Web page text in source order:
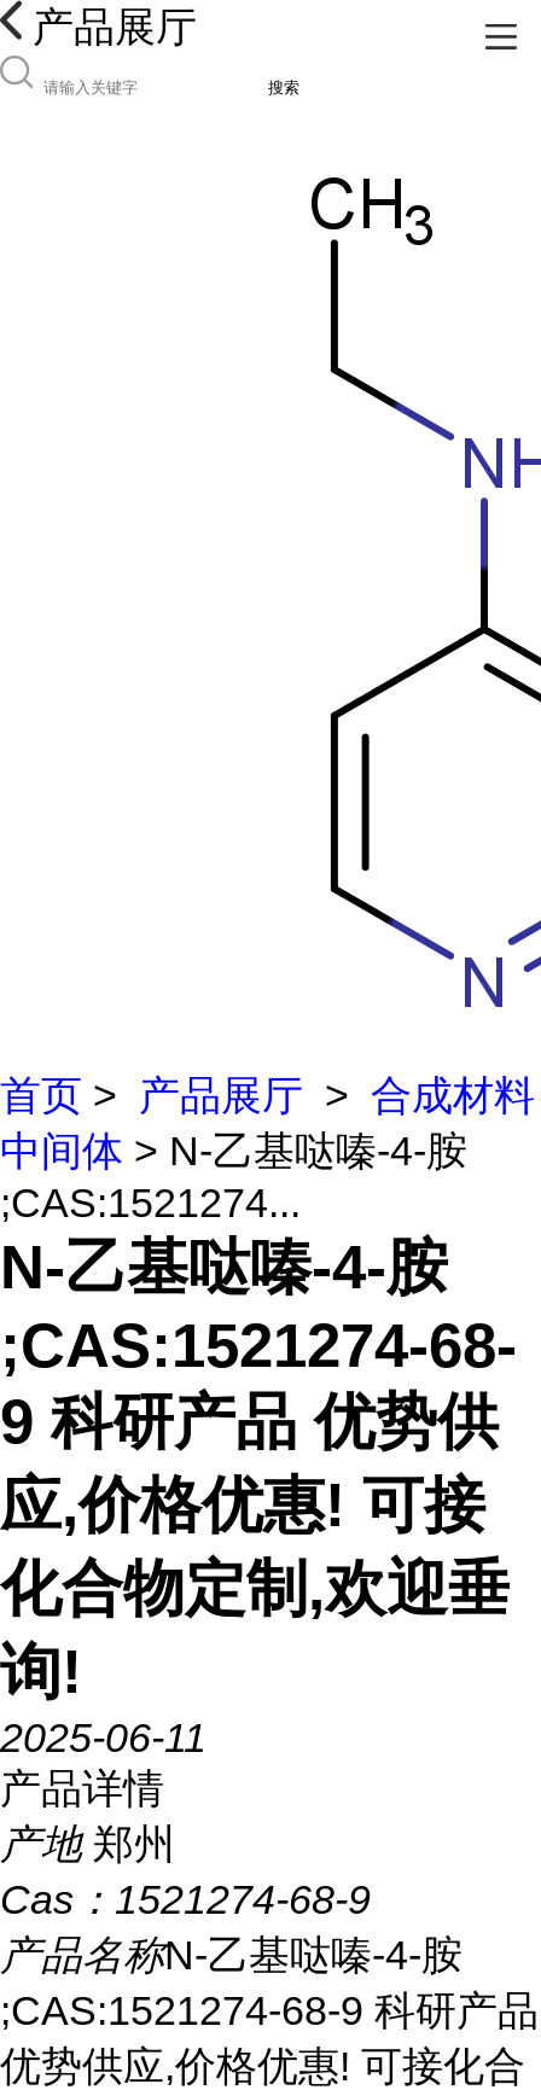
产品展厅
搜索
首页 > 产品展厅 > 合成材料
中间体 > N-乙基哒嗪-4-胺
;CAS:1521274...
N-乙基哒嗪-4-胺
;CAS:1521274-68-
9 科研产品 优势供
应,价格优惠! 可接
化合物定制,欢迎垂
询!
2025-06-11
产品详情
产地 郑州
Cas： 1521274-68-9
产品名称N-乙基哒嗪-4-胺
;CAS:1521274-68-9 科研产品
优势供应,价格优惠! 可接化合